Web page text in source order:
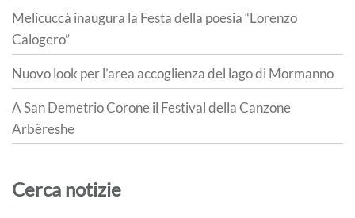
Melicuccà inaugura la Festa della poesia “Lorenzo
Calogero”
Nuovo look per l’area accoglienza del lago di Mormanno
A San Demetrio Corone il Festival della Canzone
Arbëreshe
Cerca notizie